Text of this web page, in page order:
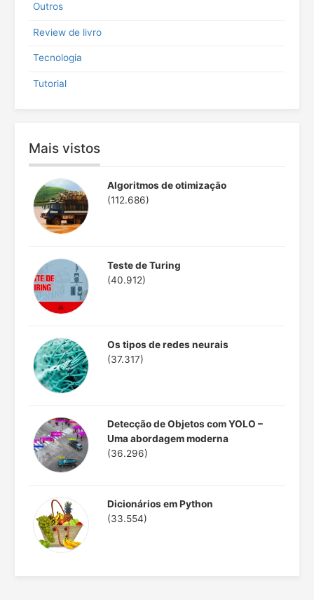
Outros
Review de livro
Tecnologia
Tutorial
Mais vistos
Algoritmos de otimização
(112.686)
Teste de Turing
(40.912)
Os tipos de redes neurais
(37.317)
Detecção de Objetos com YOLO –
Uma abordagem moderna
(36.296)
Dicionários em Python
(33.554)